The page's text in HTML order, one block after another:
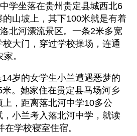
学坐落在贵州贵定县城西北6
山坡上，其下100米就是有着
北河漂流景区。一条2米多宽
大门，穿过学校操场，连通
。
岁的女学生小兰遭遇恶梦的
。她家住在贵定县马场河乡
，距离落北河中学10多公
小兰考入落北河中学，就读
学校寝室住宿。